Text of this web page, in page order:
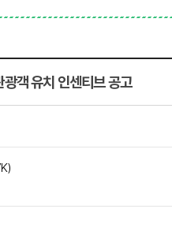
객 유치 인센티브 공고